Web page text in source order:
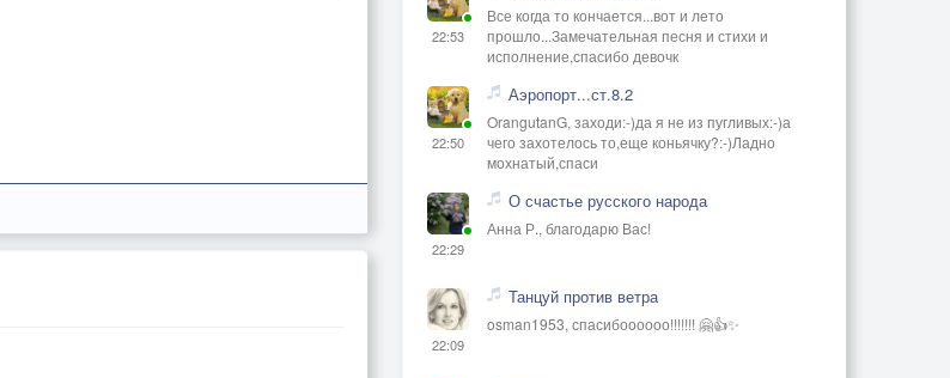
22:53
Все когда то кончается...вот и лето
прошло...Замечательная песня и стихи и
исполнение,спасибо девочк
22:50
Аэропорт...ст.8.2
OrangutanG, заходи:-)да я не из пугливых:-)а
чего захотелось то,еще коньячку?:-)Ладно
мохнатый,спаси
22:29
О счастье русского народа
Анна Р., благодарю Вас!
22:09
Танцуй против ветра
osman1953, спасибоооооо!!!!!!! 🤗👍✨